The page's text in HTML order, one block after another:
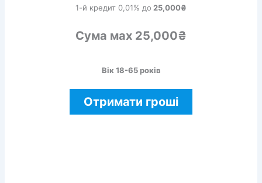
1-й кредит 0,01% до 25,000₴
Сума мах 25,000₴
Вік 18-65 років
Отримати гроші